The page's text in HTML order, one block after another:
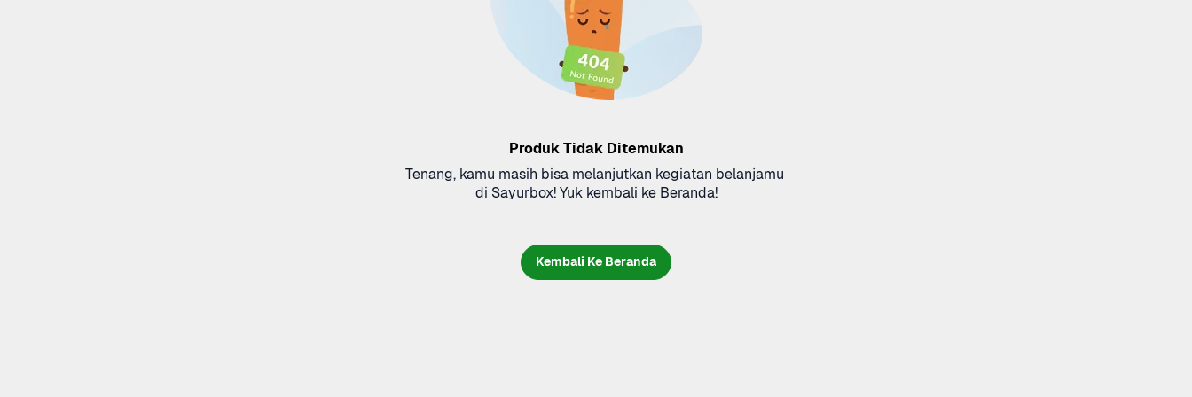
Produk Tidak Ditemukan
Tenang, kamu masih bisa melanjutkan kegiatan belanjamu
di Sayurbox! Yuk kembali ke Beranda!
Kembali Ke Beranda